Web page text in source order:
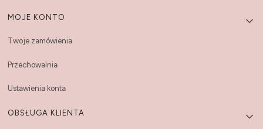
MOJE KONTO
Twoje zamówienia
Przechowalnia
Ustawienia konta
OBSŁUGA KLIENTA